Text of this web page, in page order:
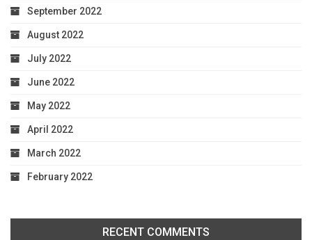
September 2022
August 2022
July 2022
June 2022
May 2022
April 2022
March 2022
February 2022
RECENT COMMENTS